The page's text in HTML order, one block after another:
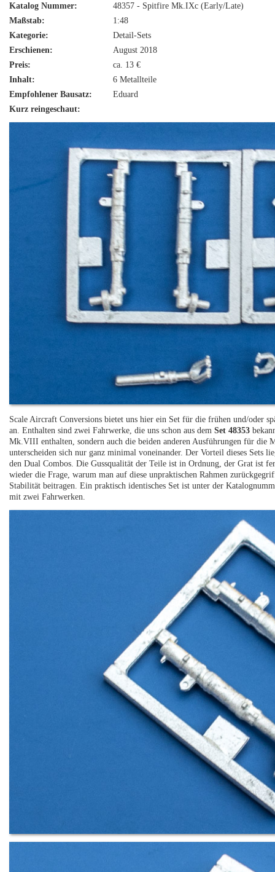
Katalog Nummer:
48357 - Spitfire Mk.IXc (Early/Late)
Maßstab:
1:48
Kategorie:
Detail-Sets
Erschienen:
August 2018
Preis:
ca. 13 €
Inhalt:
6 Metallteile
Empfohlener Bausatz:
Eduard
Kurz reingeschaut:
Scale Aircraft Conversions bietet uns hier ein Set für die frühen und/oder
an. Enthalten sind zwei Fahrwerke, die uns schon aus demSet 48353
Mk.VIII enthalten, sondern auch die beiden anderen Ausführungen für
unterscheiden sich nur ganz minimal voneinander. Der Vorteil dieses Sets
den Dual Combos. Die Gussqualität der Teile ist in Ordnung, der Grat ist
wieder die Frage, warum man auf diese unpraktischen Rahmen
Stabilität beitragen. Ein praktisch identisches Set ist unter der
mit zwei Fahrwerken.